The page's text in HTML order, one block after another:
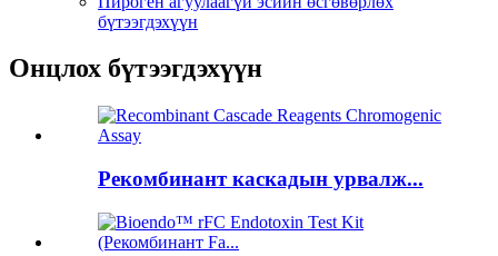
бүтээгдэхүүн
Онцлох бүтээгдэхүүн
Рекомбинант каскадын урвалж...